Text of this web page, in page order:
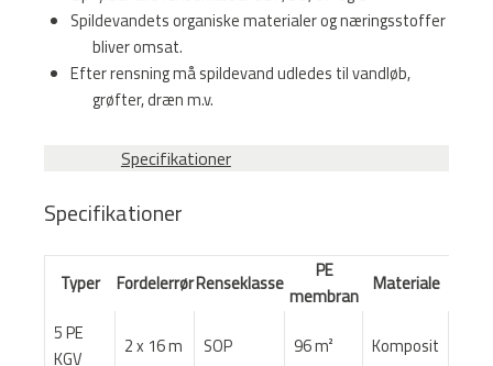
Spildevandets organiske materialer og næringsstoffer
bliver omsat.
Efter rensning må spildevand udledes til vandløb,
grøfter, dræn m.v.
Specifikationer
Specifikationer
Typer FordelerrørRenseklasse
PE
membran
Materiale
5 PE
KGV
2 x 16 m SOP 96 m² Komposit